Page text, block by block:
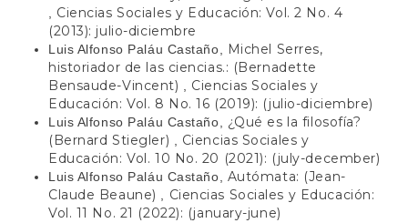
, Ciencias Sociales y Educación: Vol. 2 No. 4
(2013): julio-diciembre
Luis Alfonso Paláu Castaño, Michel Serres,
historiador de las ciencias.: (Bernadette
Bensaude-Vincent) , Ciencias Sociales y
Educación: Vol. 8 No. 16 (2019): (julio-diciembre)
Luis Alfonso Paláu Castaño, ¿Qué es la filosofía?
(Bernard Stiegler) , Ciencias Sociales y
Educación: Vol. 10 No. 20 (2021): (july-december)
Luis Alfonso Paláu Castaño, Autómata: (Jean-
Claude Beaune) , Ciencias Sociales y Educación:
Vol. 11 No. 21 (2022): (january-june)